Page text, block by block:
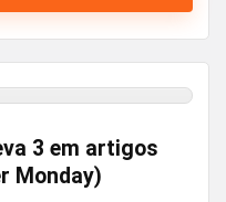
3 em artigos
Monday)